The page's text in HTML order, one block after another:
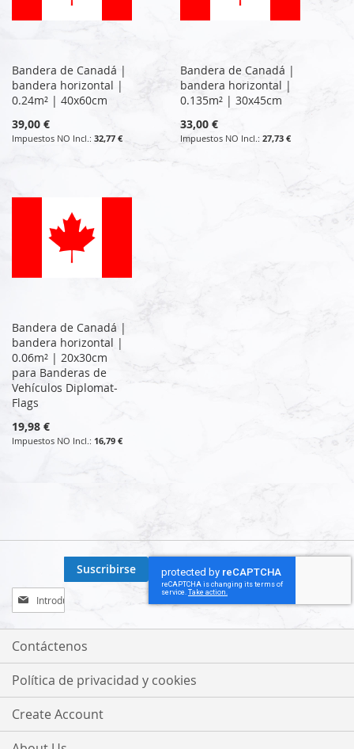
Bandera de Canadá |
bandera horizontal |
0.24m² | 40x60cm
39,00 €
32,77 €
Bandera de Canadá |
bandera horizontal |
0.135m² | 30x45cm
33,00 €
27,73 €
Bandera de Canadá |
bandera horizontal |
0.06m² | 20x30cm
para Banderas de
Vehículos Diplomat-
Flags
19,98 €
16,79 €
Inscríbase
a
nuestro
boletín
noticias:
Suscribirse
Contáctenos
Política de privacidad y cookies
Create Account